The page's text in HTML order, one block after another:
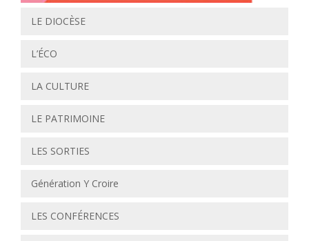
LE DIOCÈSE
L’ÉCO
LA CULTURE
LE PATRIMOINE
LES SORTIES
Génération Y Croire
LES CONFÉRENCES